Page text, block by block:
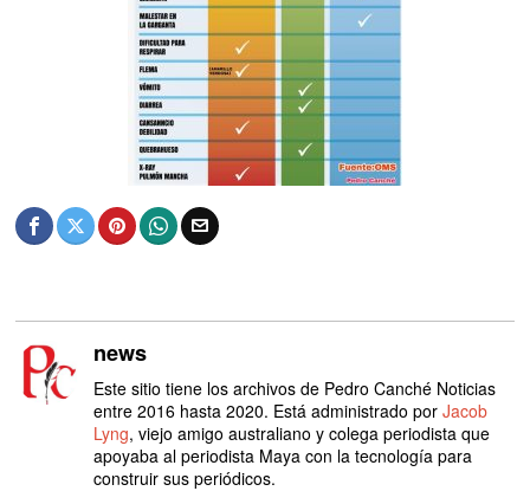
news
Este sitio tiene los archivos de Pedro Canché Noticias
entre 2016 hasta 2020. Está administrado porJacob
Lyng, viejo amigo australiano y colega periodista que
apoyaba al periodista Maya con la tecnología para
construir sus periódicos.